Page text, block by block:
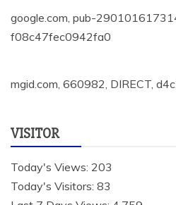
google.com, pub-
f08c47fec0942fa0
mgid.com, 660982, DIRECT,
VISITOR
Today's Views: 203
Today's Visitors: 83